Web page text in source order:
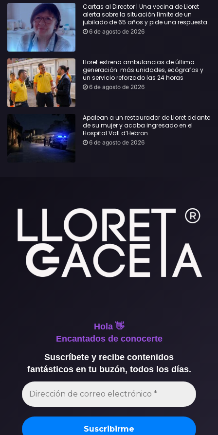
Cartas al Director | Una vecina de Lloret
alerta sobre la situación límite de un
jubilado de 65 años y pide una respuesta
urgente
6 de agosto de 2026
Lloret estrena ambulancias de última
generación: más unidades, ecógrafos y
un servicio reforzado las 24 horas
6 de agosto de 2026
Apalean a un restaurador de Lloret delante
de su mujer y acaba ingresado en el
Hospital Vall d’Hebron
6 de agosto de 2026
Hola 👋
Encantados de conocerte
Suscríbete y recibe contenidos
fantásticos en tu buzón, todos los días.